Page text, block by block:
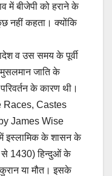
में बीजेपी को हराने के
नहीं कहता। क्योंकि
व उस समय के पूर्वी
जाति के
के कारण थी।
Races, Castes
James Wise
इस्लामिक के शासन के
से 1430) हिन्दुओं के
या मौत। इसके